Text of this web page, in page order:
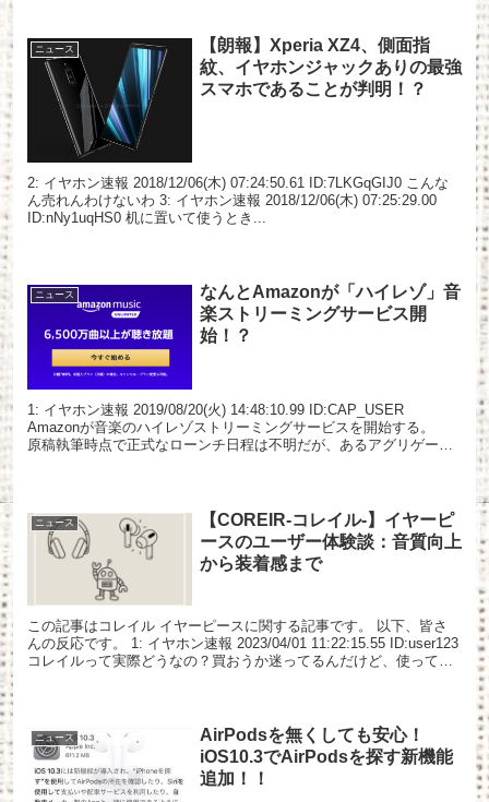
ニュース
【朗報】Xperia XZ4、側面指
紋、イヤホンジャックありの最強
スマホであることが判明！？
2: イヤホン速報 2018/12/06(木) 07:24:50.61 ID:7LKGqGIJ0 こんな
ん売れんわけないわ 3: イヤホン速報 2018/12/06(木) 07:25:29.00
ID:nNy1uqHS0 机に置いて使うとき...
ニュース
なんとAmazonが「ハイレゾ」音
楽ストリーミングサービス開
始！？
1: イヤホン速報 2019/08/20(火) 14:48:10.99 ID:CAP_USER
Amazonが音楽のハイレゾストリーミングサービスを開始する。
原稿執筆時点で正式なローンチ日程は不明だが、あるアグリゲータ
ニュース
【COREIR-コレイル-】イヤーピ
ースのユーザー体験談：音質向上
から装着感まで
この記事はコレイル イヤーピースに関する記事です。 以下、皆さ
んの反応です。 1: イヤホン速報 2023/04/01 11:22:15.55 ID:user123
コレイルって実際どうなの？買おうか迷ってるんだけど、使ってる
ニュース
AirPodsを無くしても安心！
iOS10.3でAirPodsを探す新機能
追加！！